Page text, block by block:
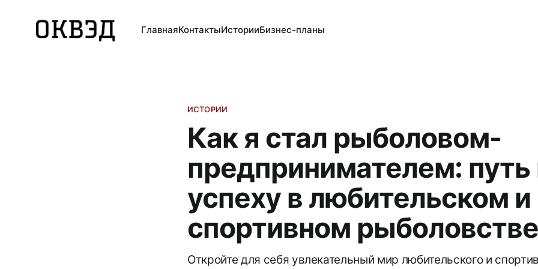
ГлавнаяКонтактыИсторииБизнес-планы
ИСТОРИИ
Как я стал рыболовом-
предпринимателем: путь
успеху в любительском и
спортивном рыболовстве
Откройте для себя увлекательный мир любительского и